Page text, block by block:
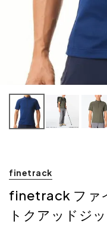
finetrack
finetrack ファ
トクアッドジ